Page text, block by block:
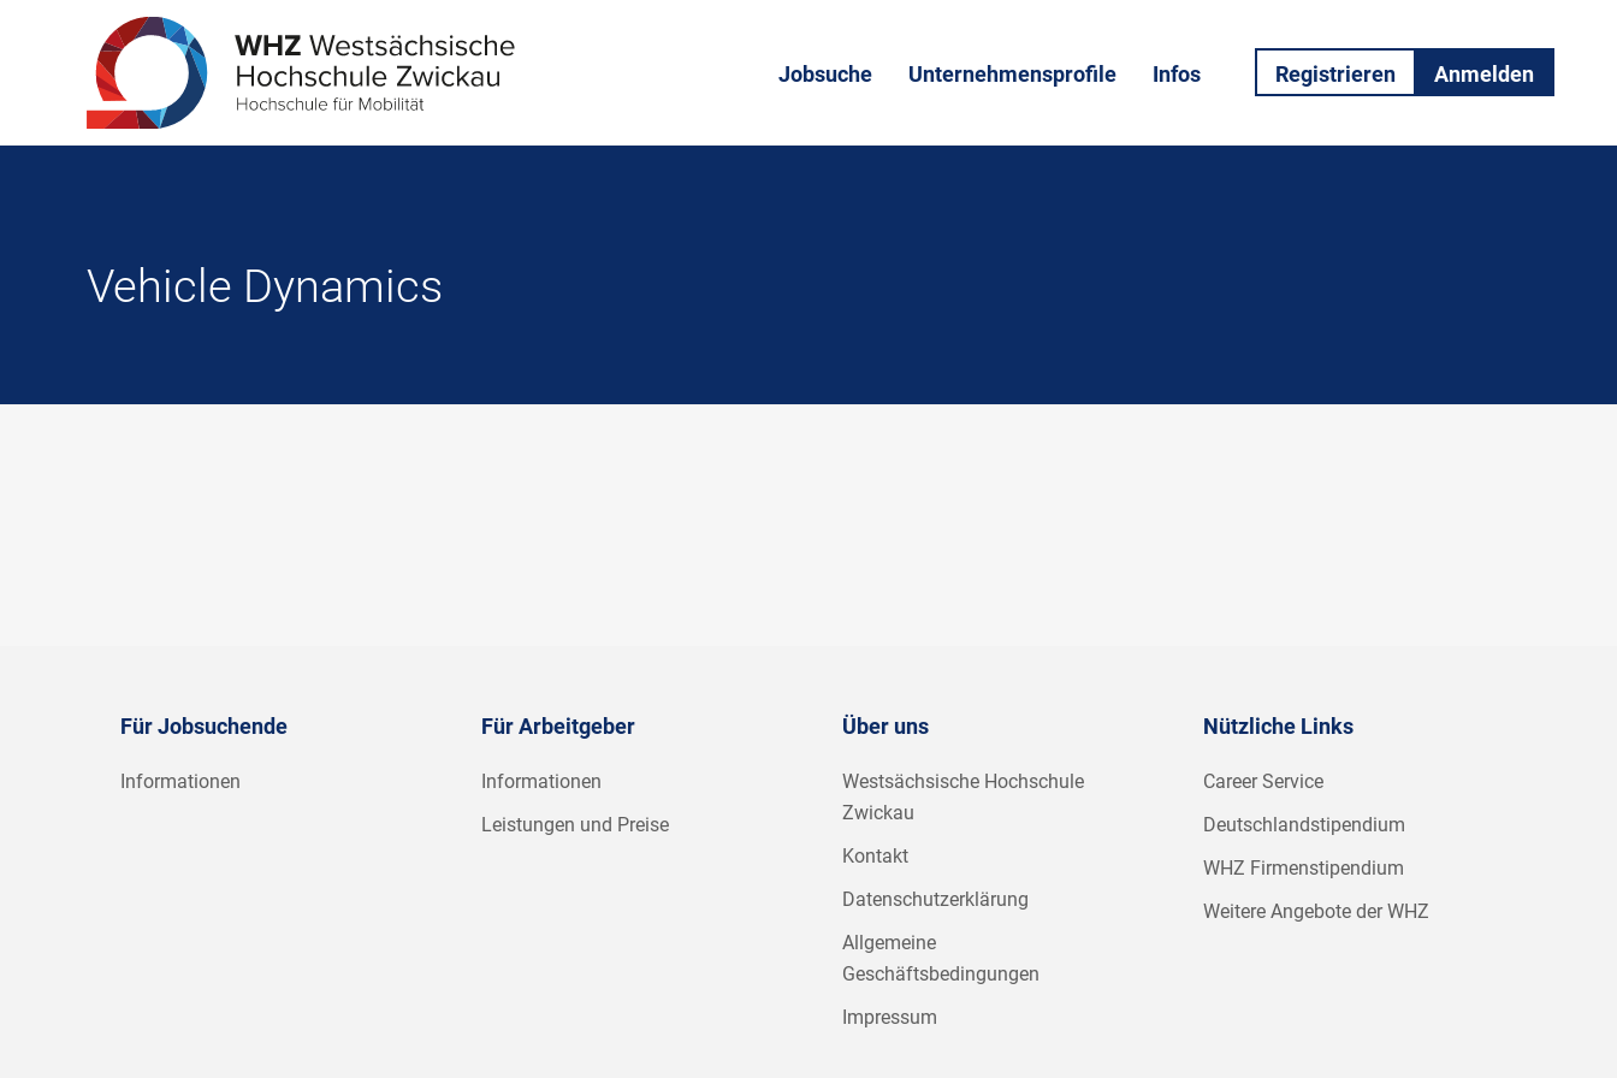
Jobsuche Unternehmensprofile Infos Registrieren Anmelden
Vehicle Dynamics
Für Jobsuchende
Informationen
Für Arbeitgeber
Informationen
Leistungen und Preise
Über uns
Westsächsische Hochschule
Zwickau
Kontakt
Datenschutzerklärung
Allgemeine
Geschäftsbedingungen
Impressum
Nützliche Links
Career Service
Deutschlandstipendium
WHZ Firmenstipendium
Weitere Angebote der WHZ